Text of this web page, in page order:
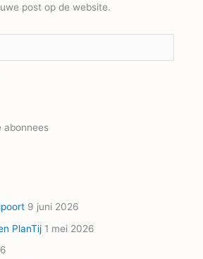
post op de website.
abonnees
9 juni 2026
PlanTij 1 mei 2026